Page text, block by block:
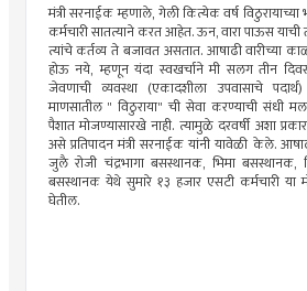
मंत्री सरनाईक म्हणाले, गेली कित्येक वर्ष
कर्मचारी सातत्याने करत आहेत. ऊन, वारा पाऊस
त्यांचे कर्तव्य ते बजावत असतात. आषाढी वारीच्या
होऊ नये, म्हणून यंदा स्वखर्चाने मी सलग तीन दिवस
जेवणाची व्यवस्था (एकादशीला उपवासाचे
माणसातील " विठुराया" ची सेवा करण्याची संधी
पैशात मोजण्यासारखे नाही. त्यामुळे दरवर्षी अशा
असे प्रतिपादन मंत्री सरनाईक यांनी यावेळी केले.
जुलै रोजी चंद्रभागा बसस्थानक, भिमा बसस्थानक,
बसस्थानक येथे सुमारे १३ हजार एसटी कर्मचारी
घेतील.